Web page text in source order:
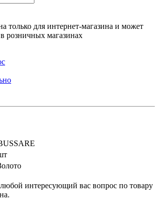
только для интернет-магазина и может
розничных магазинах
интересующий вас вопрос по товару